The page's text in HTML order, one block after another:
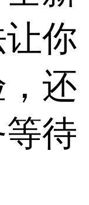
你
还
待